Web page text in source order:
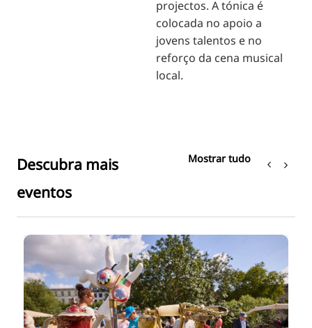
projectos. A tónica é
colocada no apoio a
jovens talentos e no
reforço da cena musical
local.
Descubra mais
eventos
Mostrar tudo